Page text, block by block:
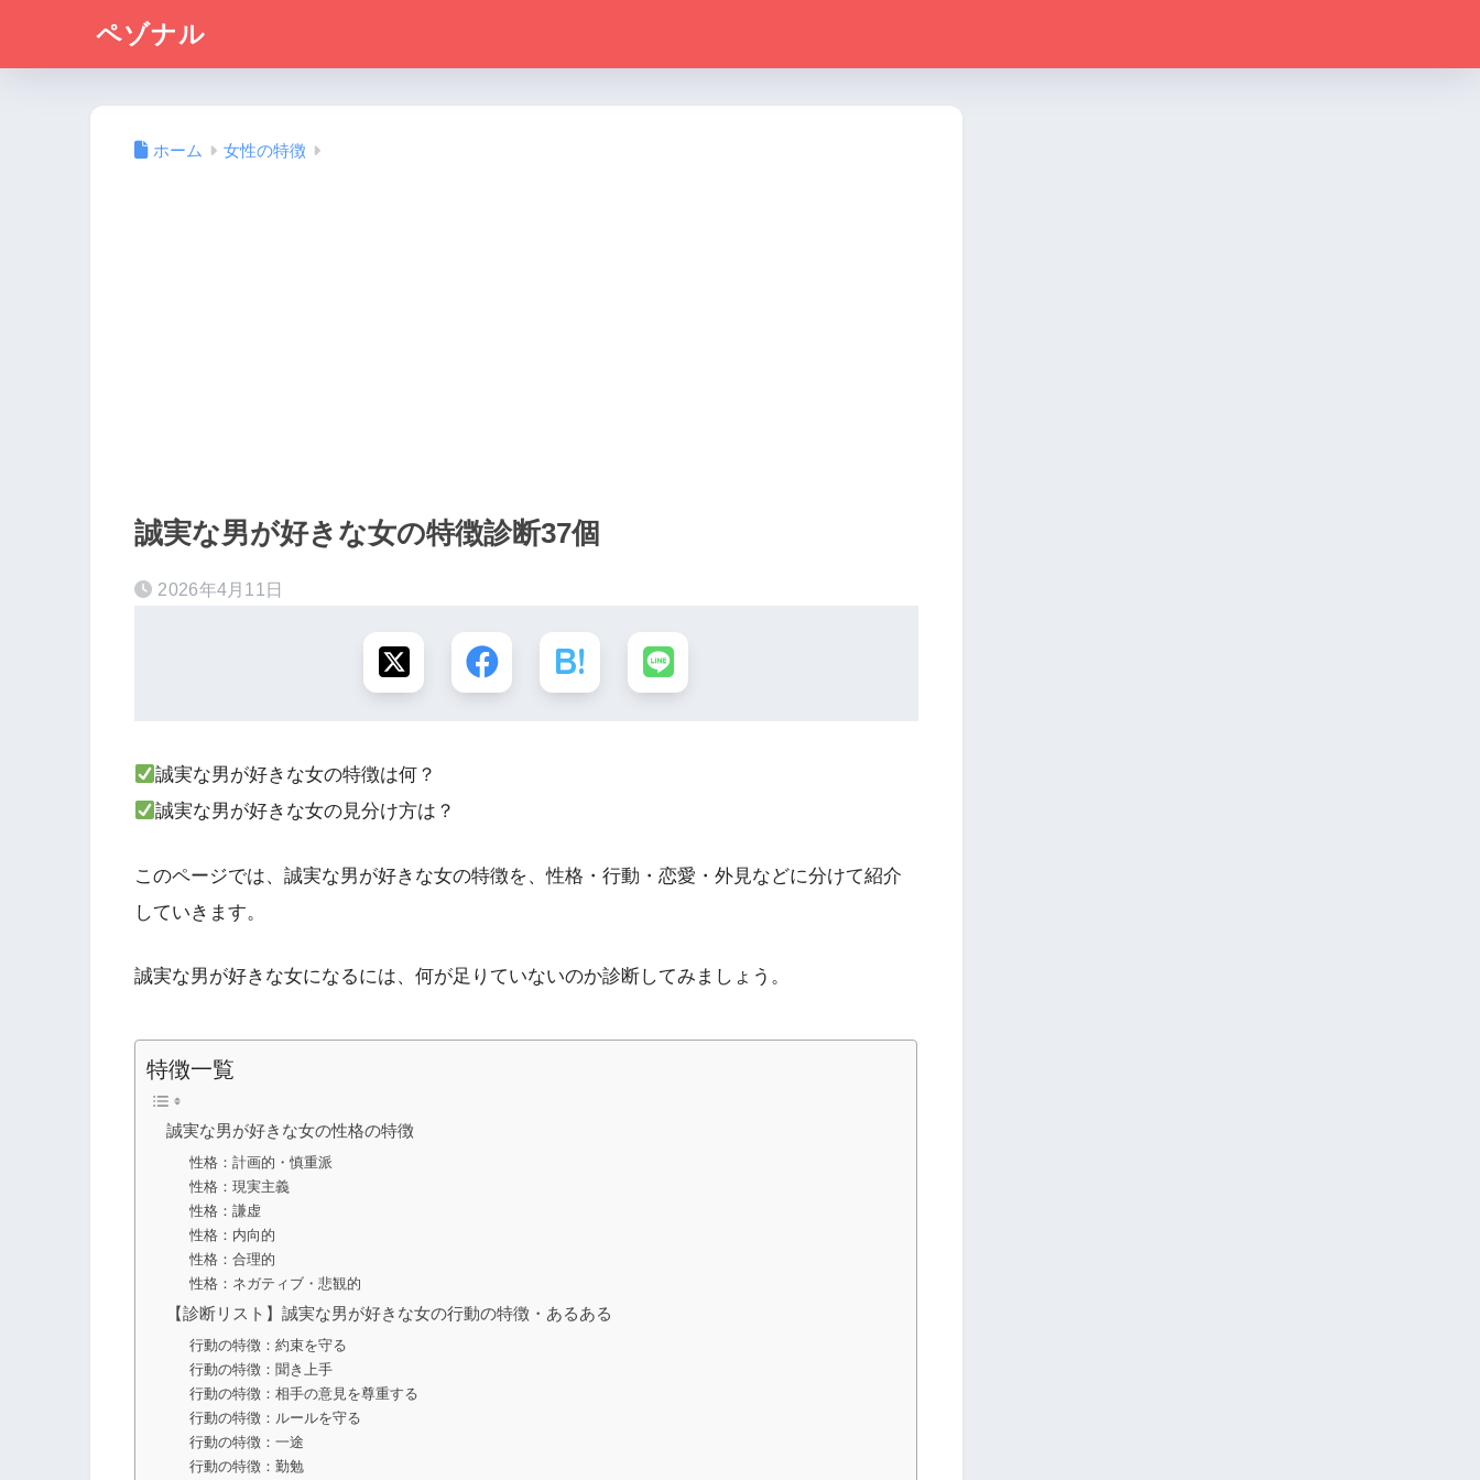
ペゾナル
ホーム 女性の特徴
誠実な男が好きな女の特徴診断37個
2026年4月11日
誠実な男が好きな女の特徴は何？
誠実な男が好きな女の見分け方は？
このページでは、誠実な男が好きな女の特徴を、性格・行動・恋愛・外見などに分けて紹介
していきます。
誠実な男が好きな女になるには、何が足りていないのか診断してみましょう。
特徴一覧
誠実な男が好きな女の性格の特徴
性格：計画的・慎重派
性格：現実主義
性格：謙虚
性格：内向的
性格：合理的
性格：ネガティブ・悲観的
【診断リスト】誠実な男が好きな女の行動の特徴・あるある
行動の特徴：約束を守る
行動の特徴：聞き上手
行動の特徴：相手の意見を尊重する
行動の特徴：ルールを守る
行動の特徴：一途
行動の特徴：勤勉